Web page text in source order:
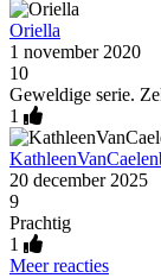
Oriella
1 november 2020
10
Geweldige serie.
1
20 december 2025
9
Prachtig
1
Meer reacties